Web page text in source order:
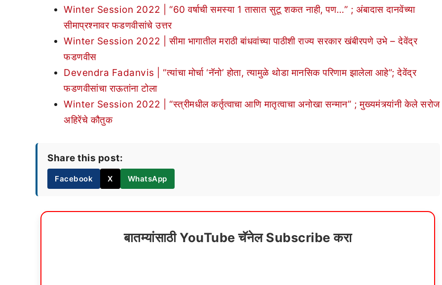
Winter Session 2022 | “60 वर्षाची समस्या 1 तासात सुटू शकत नाही, पण…” ; अंबादास दानवेंच्या
सीमाप्रश्नावर फडणवीसांचे उत्तर
Winter Session 2022 | सीमा भागातील मराठी बांधवांच्या पाठीशी राज्य सरकार खंबीरपणे उभे – देवेंद्र
फडणवीस
Devendra Fadanvis | “त्यांचा मोर्चा ‘नॅनो’ होता, त्यामुळे थोडा मानसिक परिणाम झालेला आहे”; देवेंद्र
फडणवीसांचा राऊतांना टोला
Winter Session 2022 | “स्त्रीमधील कर्तृत्वाचा आणि मातृत्वाचा अनोखा सन्मान” ; मुख्यमंत्र्यांनी केले सरोज
अहिरेंचे कौतुक
Share this post:
Facebook X WhatsApp
बातम्यांसाठी YouTube चॅनेल Subscribe करा